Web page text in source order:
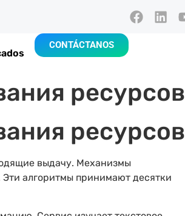
CONTÁCTANOS
ресурсов
ресурсов
выдачу. Механизмы
алгоритмы принимают десятки